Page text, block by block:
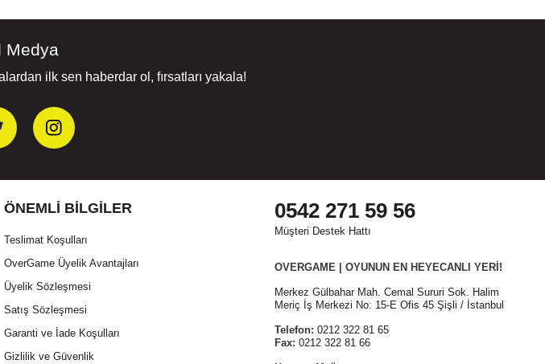
Medya
ilk sen haberdar ol, fırsatları yakala!
ÖNEMLI BILGILER
Teslimat Koşulları
OverGame Üyelik Avantajları
Üyelik Sözleşmesi
Satış Sözleşmesi
Garanti ve İade Koşulları
Gizlilik ve Güvenlik
0542 271 59 56
Müşteri Destek Hattı
OVERGAME | OYUNUN EN HEYECANLI YERİ!
Merkez Gülbahar Mah. Cemal Sururi Sok. Halim
Meriç İş Merkezi No: 15-E Ofis 45 Şişli / İstanbul
Telefon: 0212 322 81 65
Fax: 0212 322 81 66